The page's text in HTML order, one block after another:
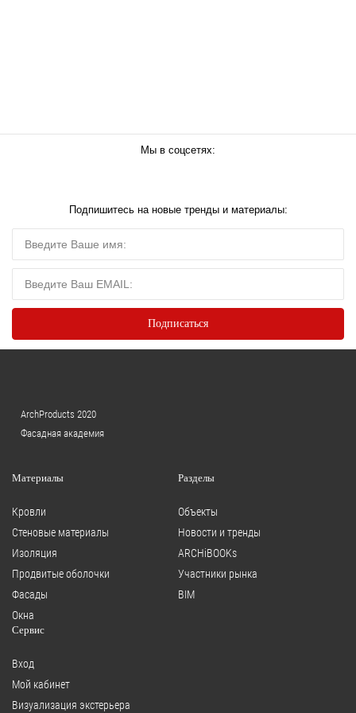
Мы в соцсетях:
Подпишитесь на новые тренды и материалы:
Материалы
Кровли
Стеновые материалы
Изоляция
Продвитые оболочки
Фасады
Окна
Разделы
Объекты
Новости и тренды
ARCHiBOOKs
Участники рынка
BIM
Сервис
Вход
Мой кабинет
Визуализация экстерьера
ArchProducts 2020
Фасадная академия